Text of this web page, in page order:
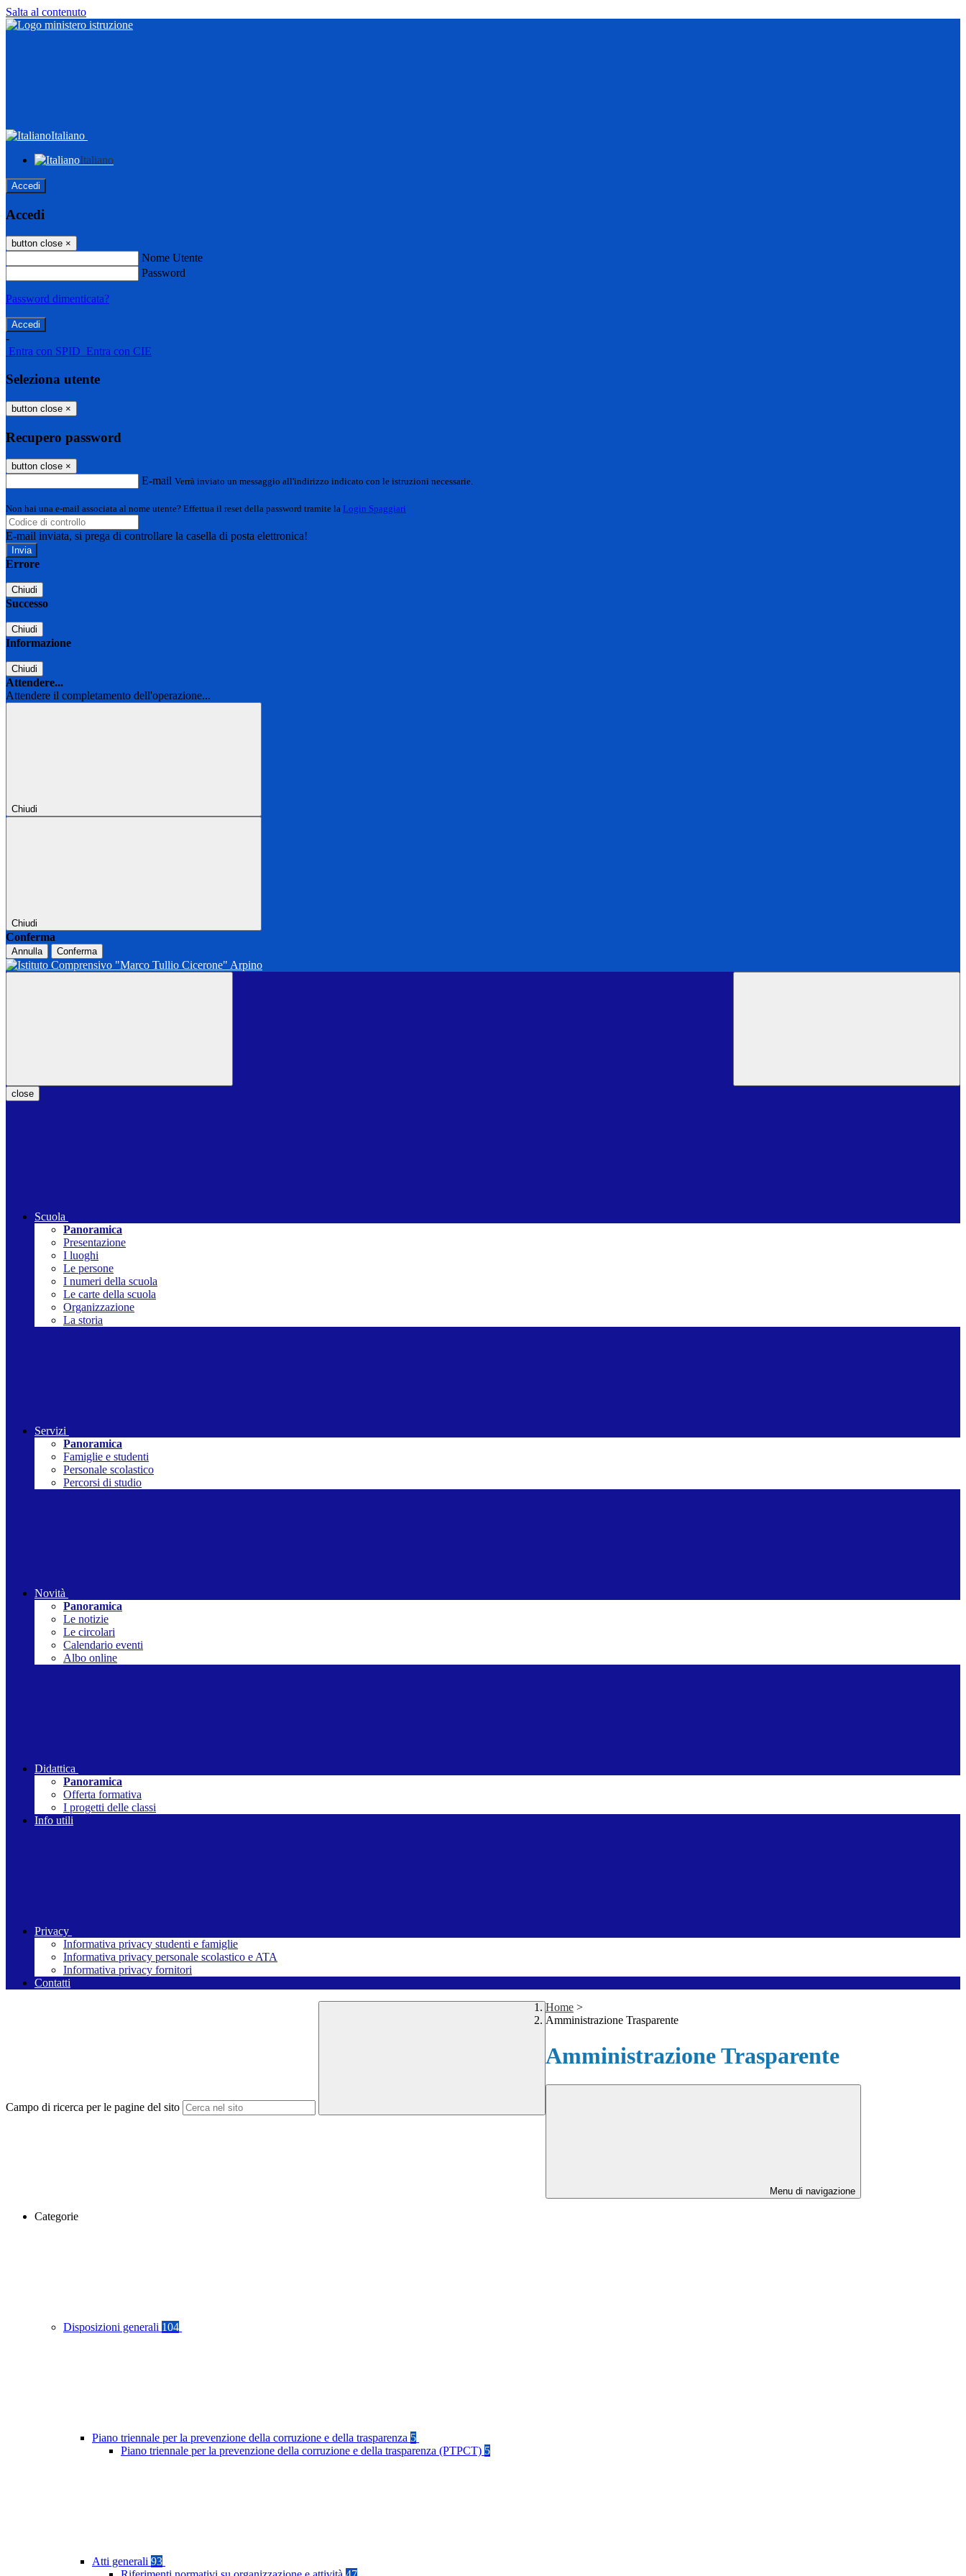
Salta al contenuto
Italiano
Italiano
Accedi
Accedi
button close ×
Nome Utente
Password
Password dimenticata?
-
Entra con SPID Entra con CIE
Seleziona utente
button close ×
Recupero password
button close ×
E-mail Verrà inviato un messaggio all'indirizzo indicato con le istruzioni necessarie.
Non hai una e-mail associata al nome utente? Effettua il reset della password tramite la Login Spaggiari
E-mail inviata, si prega di controllare la casella di posta elettronica!
Errore
Chiudi
Successo
Chiudi
Informazione
Chiudi
Attendere...
Attendere il completamento dell'operazione...
Chiudi
Chiudi
Conferma
Annulla Conferma
close
Scuola
Panoramica
Presentazione
I luoghi
Le persone
I numeri della scuola
Le carte della scuola
Organizzazione
La storia
Servizi
Panoramica
Famiglie e studenti
Personale scolastico
Percorsi di studio
Novità
Panoramica
Le notizie
Le circolari
Calendario eventi
Albo online
Didattica
Panoramica
Offerta formativa
I progetti delle classi
Info utili
Privacy
Informativa privacy studenti e famiglie
Informativa privacy personale scolastico e ATA
Informativa privacy fornitori
Contatti
Campo di ricerca per le pagine del sito
Home >
Amministrazione Trasparente
Amministrazione Trasparente
Menu di navigazione
Categorie
Disposizioni generali 104
Piano triennale per la prevenzione della corruzione e della trasparenza 5
Piano triennale per la prevenzione della corruzione e della trasparenza (PTPCT) 5
Atti generali 93